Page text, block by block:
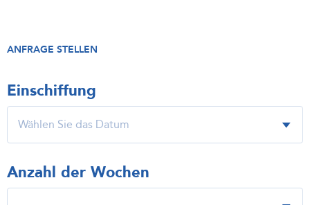
ANFRAGE STELLEN
Einschiffung
Anzahl der Wochen